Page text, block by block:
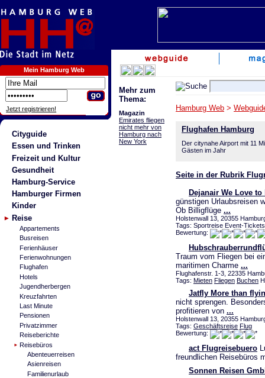
Mein Hamburg Web
Jetzt registrieren!
Cityguide
Essen und Trinken
Freizeit und Kultur
Gesundheit
Hamburg-Service
Hamburger Firmen
Kinder
Reise
Appartements
Busreisen
Ferienhäuser
Ferienwohnungen
Flughafen
Hotels
Jugendherbergen
Kreuzfahrten
Last Minute
Pensionen
Privatzimmer
Reiseberichte
Reisebüros
Abenteuerreisen
Asienreisen
Familienurlaub
Mehr zum
Thema:
Magazin
Emirates fliegen
nicht mehr von
Hamburg nach
New York
Hamburg Web >
Flughafen Hamburg
Der citynahe Airport mit 11
Gästen im Jahr
Seite in der Rubrik
Dejanair We Love to
günstigen Urlaubsreisen
Ob Billigflüge ...
Holstenwall 13, 20355
Tags: Sportreise Event-
Bewertung:
Traum vom Fliegen bei
maritimen Charme ...
Flughafenstr. 1-3, 22335
Tags: Mieten Fliegen Buchen
Jatfly More than
nicht sprengen.
profitieren von ...
Holstenwall 13, 20355
Tags: Geschäftsreise Flug
Bewertung:
act Flugreisebuero
freundlichen Reisebüros
Sonnen Reisen